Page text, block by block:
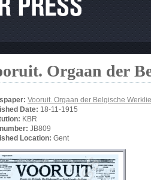
Orgaan der
Vooruit. Orgaan der Belgische
Date: 18-11-1915
KBR
JB809
Location: Gent